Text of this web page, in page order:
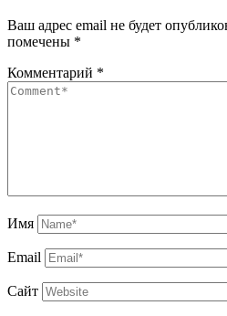
Ваш адрес email не будет
помечены *
Комментарий *
Имя
Email
Сайт